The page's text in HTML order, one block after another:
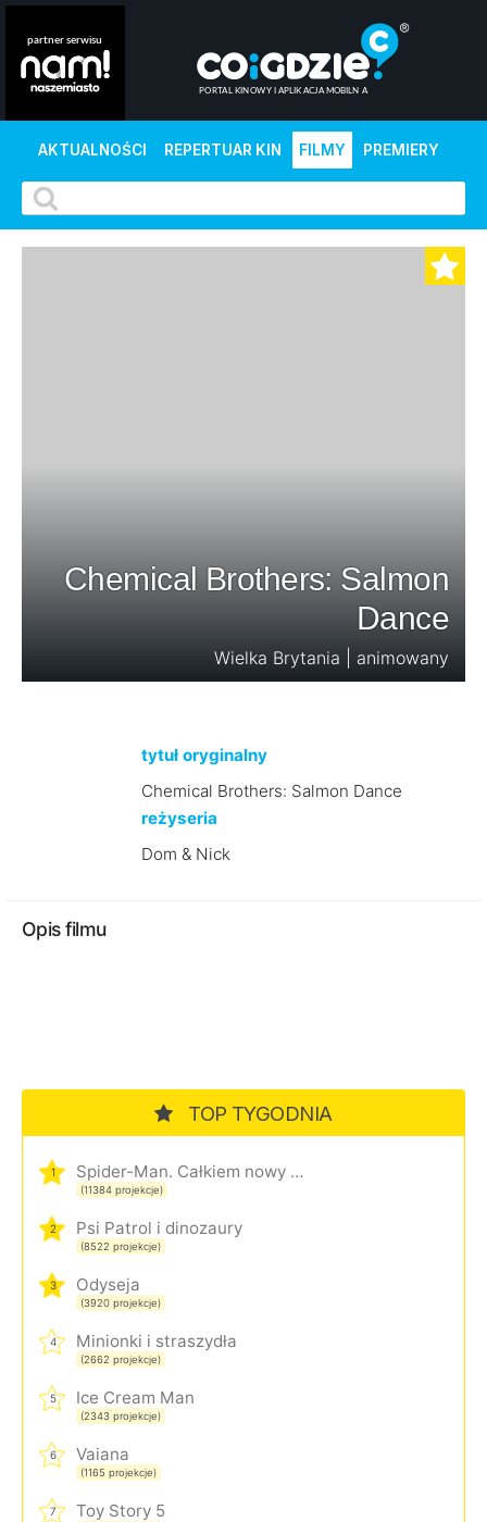
AKTUALNOŚCI REPERTUAR KIN FILMY PREMIERY
Chemical Brothers: Salmon
Dance
Wielka Brytania | animowany
tytuł oryginalny
Chemical Brothers: Salmon Dance
reżyseria
Dom & Nick
Opis filmu
TOP TYGODNIA
1 Spider-Man. Całkiem nowy dzień
(11384 projekcje)
2 Psi Patrol i dinozaury
(8522 projekcje)
3 Odyseja
(3920 projekcje)
4 Minionki i straszydła
(2662 projekcje)
5 Ice Cream Man
(2343 projekcje)
6 Vaiana
(1165 projekcje)
7 Toy Story 5